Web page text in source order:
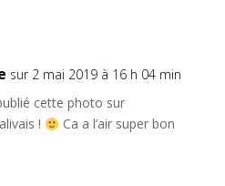
sur 2 mai 2019 à 16 h 04 min
cette photo sur
!
Ca a l’air super bon